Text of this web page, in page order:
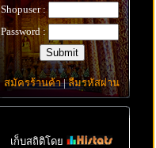
Shopuser :
Password :
สมัครร้านค้า|ลืมรหัสผ่าน
เก็บสถิติโดย